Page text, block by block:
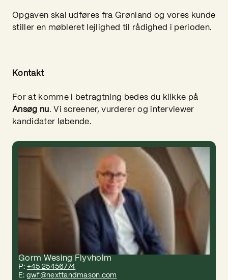
Opgaven skal udføres fra Grønland og vores kunde
stiller en møbleret lejlighed til rådighed i perioden.
Kontakt
For at komme i betragtning bedes du klikke på
Ansøg nu. Vi screener, vurderer og interviewer
kandidater løbende.
Gorm Wesing Flyvholm
P: +45 25456774
E: gwf@nexttandmason.com